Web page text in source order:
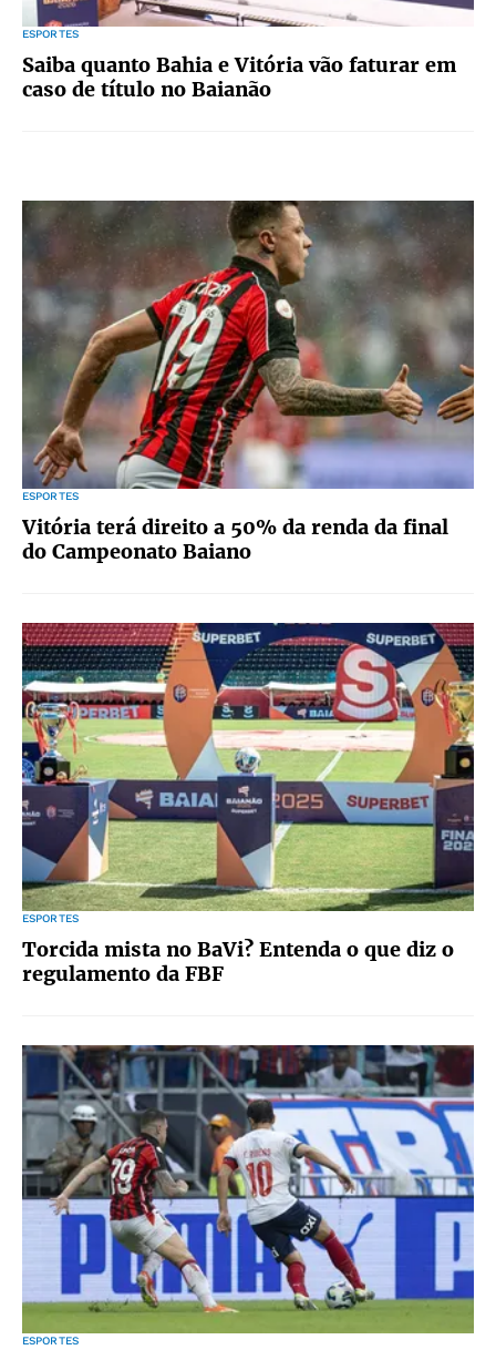
ESPORTES
Saiba quanto Bahia e Vitória vão faturar em
caso de título no Baianão
ESPORTES
Vitória terá direito a 50% da renda da final
do Campeonato Baiano
ESPORTES
Torcida mista no BaVi? Entenda o que diz o
regulamento da FBF
ESPORTES